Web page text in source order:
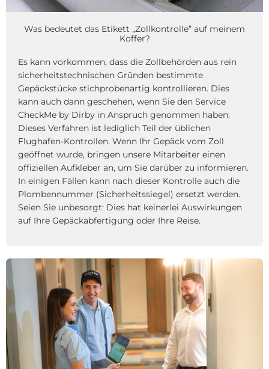
Was bedeutet das Etikett „Zollkontrolle” auf meinem
Koffer?
Es kann vorkommen, dass die Zollbehörden aus rein
sicherheitstechnischen Gründen bestimmte
Gepäckstücke stichprobenartig kontrollieren. Dies
kann auch dann geschehen, wenn Sie den Service
CheckMe by Dirby in Anspruch genommen haben:
Dieses Verfahren ist lediglich Teil der üblichen
Flughafen-Kontrollen. Wenn Ihr Gepäck vom Zoll
geöffnet wurde, bringen unsere Mitarbeiter einen
offiziellen Aufkleber an, um Sie darüber zu informieren.
In einigen Fällen kann nach dieser Kontrolle auch die
Plombennummer (Sicherheitssiegel) ersetzt werden.
Seien Sie unbesorgt: Dies hat keinerlei Auswirkungen
auf Ihre Gepäckabfertigung oder Ihre Reise.